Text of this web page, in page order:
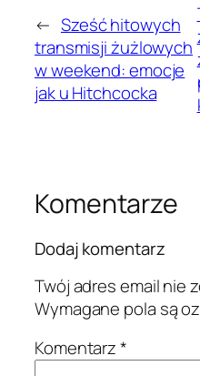
← Sześć hitowych
transmisji żużlowych
w weekend: emocje
jak u Hitchcocka
Komentarze
Dodaj komentarz
Twój adres email nie
Wymagane pola są
Komentarz*